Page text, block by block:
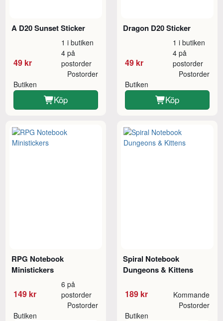
A D20 Sunset Sticker
49 kr
1 i butiken
4 på
postorder
Butiken
Postorder
Köp
Dragon D20 Sticker
49 kr
1 i butiken
4 på
postorder
Butiken
Postorder
Köp
RPG Notebook
Ministickers
149 kr
6 på
postorder
Butiken
Postorder
Spiral Notebook
Dungeons & Kittens
189 kr Kommande
Butiken
Postorder